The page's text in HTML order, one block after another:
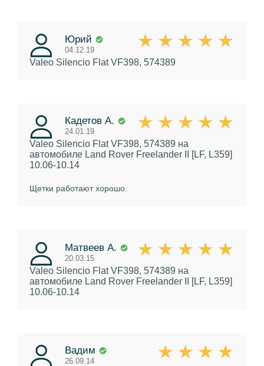
Юрий
04.12.19
Valeo Silencio Flat VF398, 574389
Кадетов А.
24.01.19
Valeo Silencio Flat VF398, 574389 на
автомобиле Land Rover Freelander II [LF, L359]
10.06-10.14
Щетки работают хорошо.
Матвеев А.
20.03.15
Valeo Silencio Flat VF398, 574389 на
автомобиле Land Rover Freelander II [LF, L359]
10.06-10.14
Вадим
26.09.14